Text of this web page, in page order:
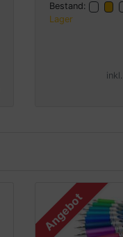
Bestand:
Lager
Angebot